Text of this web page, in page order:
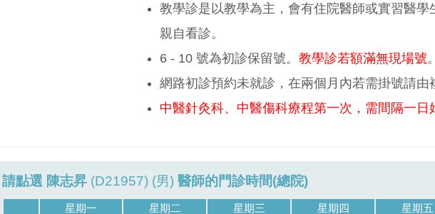
教學診是以教學為主，會有住院醫師或實習醫
親自看診。
6 - 10 號為初診保留號。 教學診若額滿無現場號。
網路初診預約未就診，在兩個月內若需掛號請由
中醫針灸科、中醫傷科療程第一次，需間隔一日